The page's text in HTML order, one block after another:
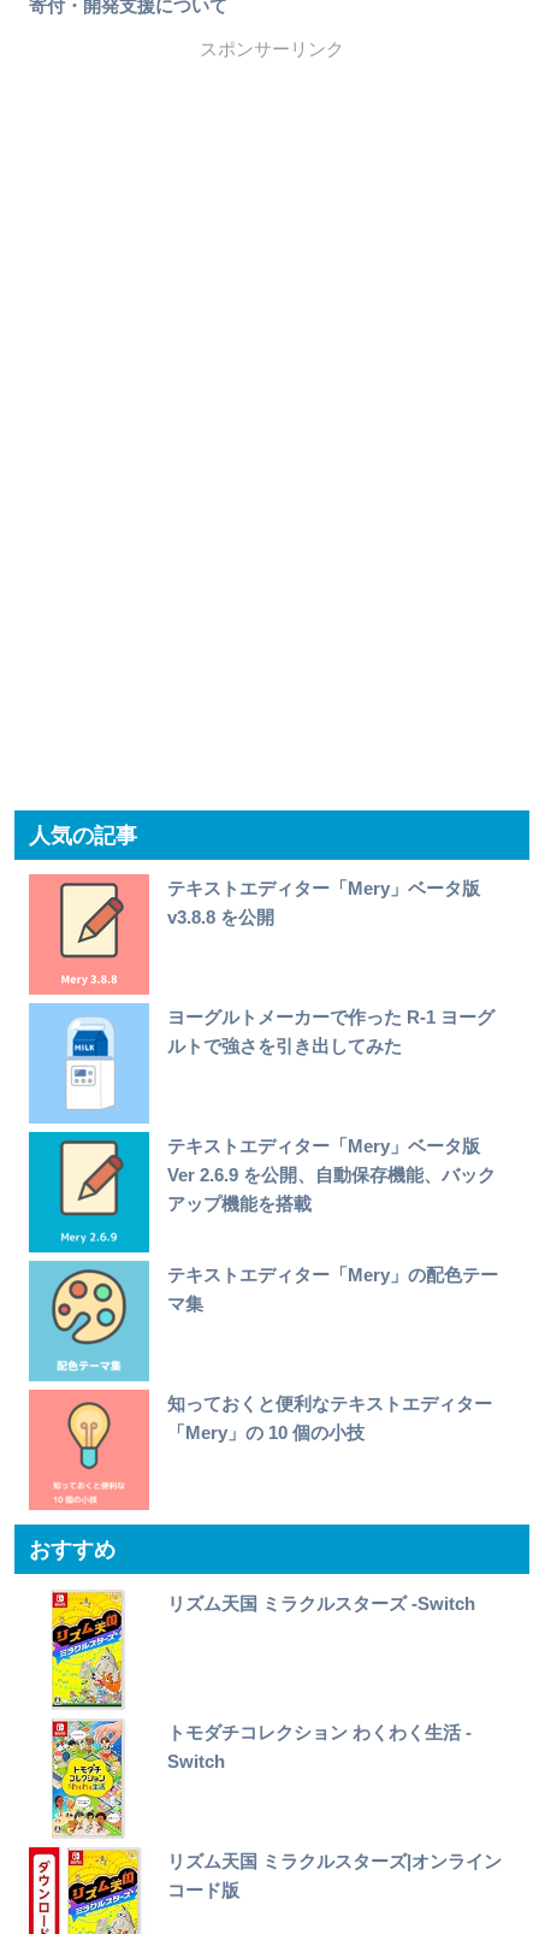
寄付・開発支援について
スポンサーリンク
人気の記事
テキストエディター「Mery」ベータ版
v3.8.8 を公開
ヨーグルトメーカーで作った R-1 ヨーグ
ルトで強さを引き出してみた
テキストエディター「Mery」ベータ版
Ver 2.6.9 を公開、自動保存機能、バック
アップ機能を搭載
テキストエディター「Mery」の配色テー
マ集
知っておくと便利なテキストエディター
「Mery」の 10 個の小技
おすすめ
リズム天国 ミラクルスターズ -Switch
トモダチコレクション わくわく生活 -
Switch
リズム天国 ミラクルスターズ|オンライン
コード版